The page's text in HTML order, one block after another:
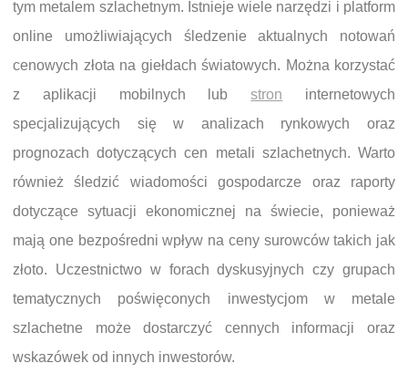
tym metalem szlachetnym. Istnieje wiele narzędzi i platform
online umożliwiających śledzenie aktualnych notowań
cenowych złota na giełdach światowych. Można korzystać
z aplikacji mobilnych lubstron internetowych
specjalizujących się w analizach rynkowych oraz
prognozach dotyczących cen metali szlachetnych. Warto
również śledzić wiadomości gospodarcze oraz raporty
dotyczące sytuacji ekonomicznej na świecie, ponieważ
mają one bezpośredni wpływ na ceny surowców takich jak
złoto. Uczestnictwo w forach dyskusyjnych czy grupach
tematycznych poświęconych inwestycjom w metale
szlachetne może dostarczyć cennych informacji oraz
wskazówek od innych inwestorów.